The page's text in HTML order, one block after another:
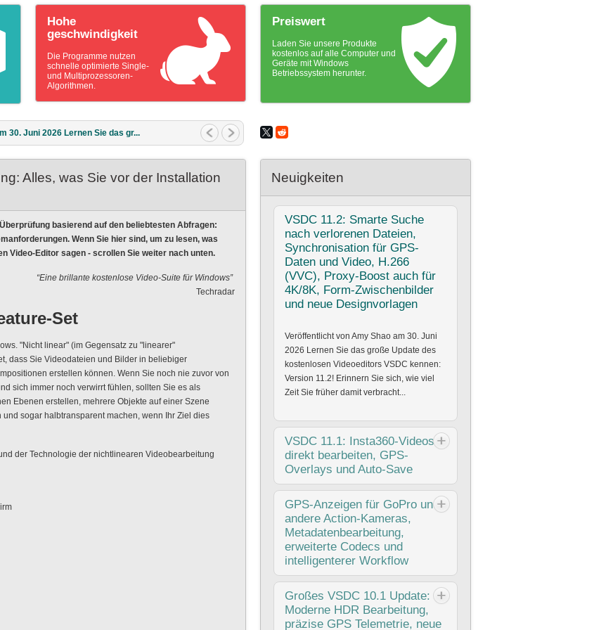
Hohe
geschwindigkeit
Die Programme nutzen
schnelle optimierte Single-
und Multiprozessoren-
Algorithmen.
Preiswert
Laden Sie unsere Produkte
kostenlos auf alle Computer und
Geräte mit Windows
Betriebssystem herunter.
11. März 2026 Was ist das bes...
Alles, was Sie vor der Installation
basierend auf den beliebtesten Abfragen:
Wenn Sie hier sind, um zu lesen, was
Video-Editor sagen - scrollen Sie weiter nach unten.
“Eine brillante kostenlose Video-Suite für Windows”
Techradar
Set
"Nicht linear" (im Gegensatz zu "linearer"
dass Sie Videodateien und Bilder in beliebiger
erstellen können. Wenn Sie noch nie zuvor von
sich immer noch verwirrt fühlen, sollten Sie es als
Ebenen erstellen, mehrere Objekte auf einer Szene
sogar halbtransparent machen, wenn Ihr Ziel dies
der Technologie der nichtlinearen Videobearbeitung
Neuigkeiten
VSDC 11.2: Smarte Suche
nach verlorenen Dateien,
Synchronisation für GPS-
Daten und Video, H.266
(VVC), Proxy-Boost auch für
4K/8K, Form-Zwischenbilder
und neue Designvorlagen
Veröffentlicht von Amy Shao am 30. Juni
2026 Lernen Sie das große Update des
kostenlosen Videoeditors VSDC kennen:
Version 11.2! Erinnern Sie sich, wie viel
Zeit Sie früher damit verbracht...
VSDC 11.1: Insta360-Videos
direkt bearbeiten, GPS-
Overlays und Auto-Save
Veröffentlicht von Amy Shao am 11. März
2026 Was ist das beste Geschenk für
kreative Menschen? Natürlich: neue
Möglichkeiten. Mit VSDC 11.1 bringt das
VSDC-Team die lang erwartete
GPS-Anzeigen für GoPro und
andere Action-Kameras,
Metadatenbearbeitung,
erweiterte Codecs und
intelligenterer Workflow
Veröffentlicht von Amy Shao am
19.11.2025 Hier ist das lang erwartete
VSDC 10.2: eine neue Version voller
Großes VSDC 10.1 Update:
Moderne HDR Bearbeitung,
präzise GPS Telemetrie, neue